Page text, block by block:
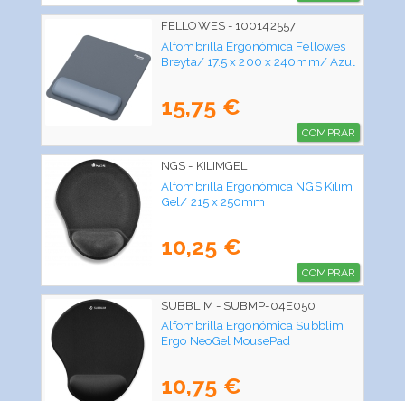
FELLOWES - 100142557
Alfombrilla Ergonómica Fellowes
Breyta/ 17.5 x 200 x 240mm/ Azul
15,75 €
COMPRAR
NGS - KILIMGEL
Alfombrilla Ergonómica NGS Kilim
Gel/ 215 x 250mm
10,25 €
COMPRAR
SUBBLIM - SUBMP-04E050
Alfombrilla Ergonómica Subblim
Ergo NeoGel MousePad
10,75 €